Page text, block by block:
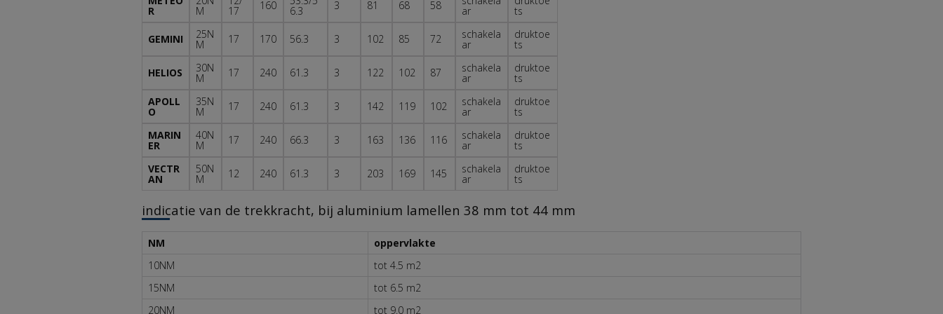
R M 17 160 6.3 3 81 68 58 ar ts
GEMINI 25N
M 17 170 56.3 3 102 85 72 schakela
ar
druktoe
ts
HELIOS 30N
M 17 240 61.3 3 122 102 87 schakela
ar
druktoe
ts
APOLL
O
35N
M 17 240 61.3 3 142 119 102 schakela
ar
druktoe
ts
MARIN
ER
40N
M 17 240 66.3 3 163 136 116 schakela
ar
druktoe
ts
VECTR
AN
50N
M 12 240 61.3 3 203 169 145 schakela
ar
druktoe
ts
indicatie van de trekkracht, bij aluminium lamellen 38 mm tot 44 mm
NM
oppervlakte
10NM
tot 4.5 m2
15NM
tot 6.5 m2
20NM
tot 9.0 m2